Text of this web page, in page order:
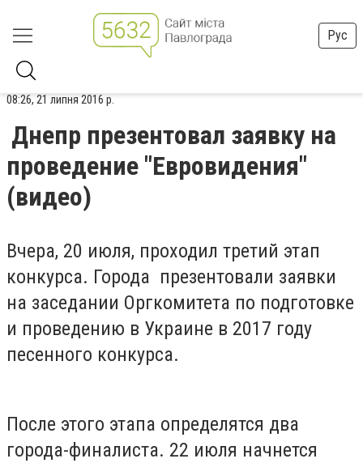
Рус
08:26, 21 липня 2016 р.
Днепр презентовал заявку на
проведение "Евровидения"
(видео)
Вчера, 20 июля, проходил третий этап
конкурса. Города презентовали заявки
на заседании Оргкомитета по подготовке
и проведению в Украине в 2017 году
песенного конкурса.
После этого этапа определятся два
города-финалиста. 22 июля начнется